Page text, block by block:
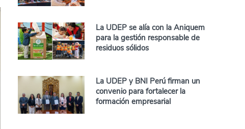
La UDEP se alía con la Aniquem
para la gestión responsable de
residuos sólidos
La UDEP y BNI Perú firman un
convenio para fortalecer la
formación empresarial